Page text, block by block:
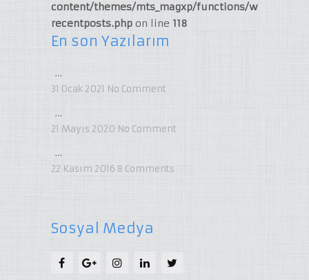
content/themes/mts_magxp/functions/widget-
recentposts.phpon line 118
En son Yazılarım
…
31 Ocak 2021 No Comment
…
21 Mayıs 2020 No Comment
…
22 Kasım 2016 8 Comments
Sosyal Medya